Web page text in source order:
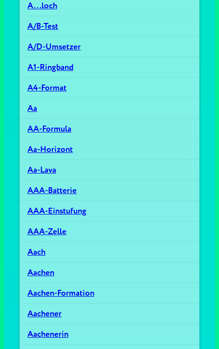
A...loch
A/B-Test
A/D-Umsetzer
A1-Ringband
A4-Format
Aa
AA-Formula
Aa-Horizont
Aa-Lava
AAA-Batterie
AAA-Einstufung
AAA-Zelle
Aach
Aachen
Aachen-Formation
Aachener
Aachenerin